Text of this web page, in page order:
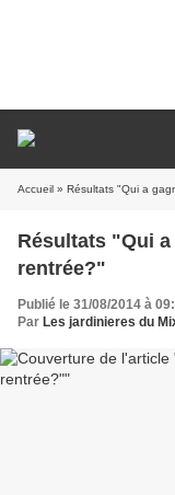
Accueil » Résultats "Qui a
Résultats "Qui
rentrée?"
Publié le 31/08/2014 à
Par Les jardinieres du